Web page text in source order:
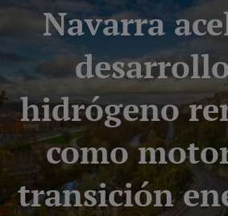
Navarra
hidrógeno
como
transición